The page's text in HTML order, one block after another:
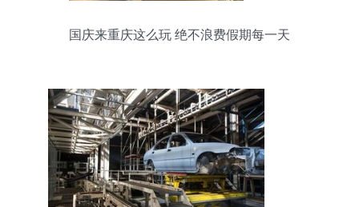
国庆来重庆这么玩 绝不浪费假期每一天